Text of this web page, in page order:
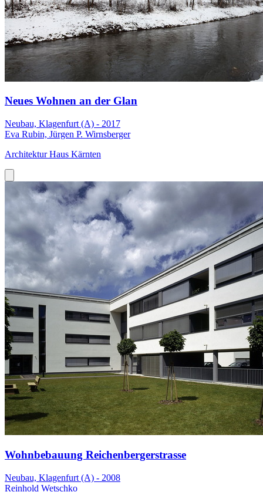
Neues Wohnen an der Glan
Neubau, Klagenfurt (A) - 2017
Eva Rubin, Jürgen P. Wirnsberger
Architektur Haus Kärnten
Wohnbebauung Reichenbergerstrasse
Neubau, Klagenfurt (A) - 2008
Reinhold Wetschko